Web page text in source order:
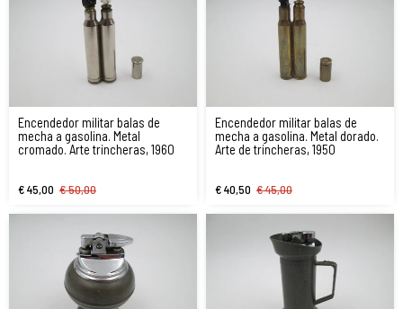
Encendedor militar balas de
mecha a gasolina. Metal
cromado. Arte trincheras, 1960
€ 45,00 € 50,00
Encendedor militar balas de
mecha a gasolina. Metal dorado.
Arte de trincheras, 1950
€ 40,50 € 45,00